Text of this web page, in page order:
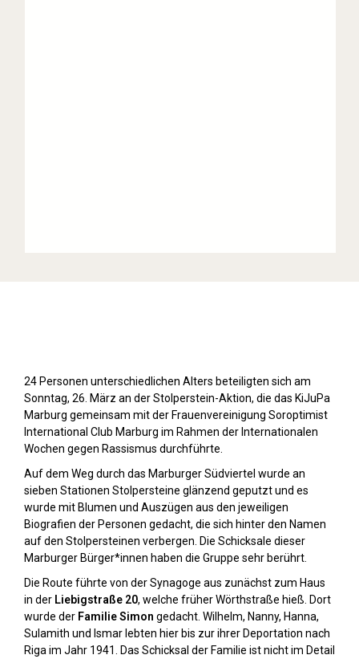
24 Personen unterschiedlichen Alters beteiligten sich am
Sonntag, 26. März an der Stolperstein-Aktion, die das KiJuPa
Marburg gemeinsam mit der Frauenvereinigung Soroptimist
International Club Marburg im Rahmen der Internationalen
Wochen gegen Rassismus durchführte.
Auf dem Weg durch das Marburger Südviertel wurde an
sieben Stationen Stolpersteine glänzend geputzt und es
wurde mit Blumen und Auszügen aus den jeweiligen
Biografien der Personen gedacht, die sich hinter den Namen
auf den Stolpersteinen verbergen. Die Schicksale dieser
Marburger Bürger*innen haben die Gruppe sehr berührt.
Die Route führte von der Synagoge aus zunächst zum Haus
in der Liebigstraße 20, welche früher Wörthstraße hieß. Dort
wurde der Familie Simon gedacht. Wilhelm, Nanny, Hanna,
Sulamith und Ismar lebten hier bis zur ihrer Deportation nach
Riga im Jahr 1941. Das Schicksal der Familie ist nicht im Detail